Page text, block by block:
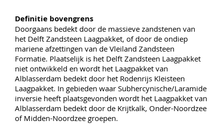
Definitie bovengrens
Doorgaans bedekt door de massieve zandstenen van
het Delft Zandsteen Laagpakket, of door de ondiep
mariene afzettingen van de Vleiland Zandsteen
Formatie. Plaatselijk is het Delft Zandsteen Laagpakket
niet ontwikkeld en wordt het Laagpakket van
Alblasserdam bedekt door het Rodenrijs Kleisteen
Laagpakket. In gebieden waar Subhercynische/Laramide
inversie heeft plaatsgevonden wordt het Laagpakket van
Alblasserdam bedekt door de Krijtkalk, Onder-Noordzee
of Midden-Noordzee groepen.